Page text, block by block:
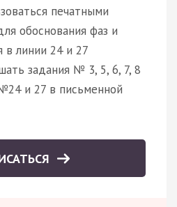
печатными
обоснования фаз и
в линии 24 и 27
задания № 3, 5, 6, 7, 8
и 27 в письменной